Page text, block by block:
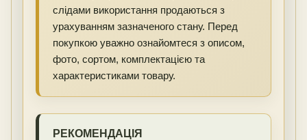
слідами використання продаються з
урахуванням зазначеного стану. Перед
покупкою уважно ознайомтеся з описом,
фото, сортом, комплектацією та
характеристиками товару.
РЕКОМЕНДАЦІЯ